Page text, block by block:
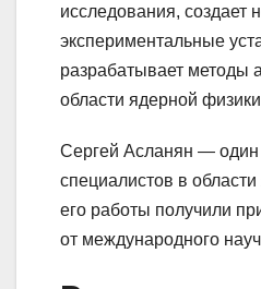
исследования, создает
экспериментальные
разрабатывает методы
области ядерной
Сергей Асланян — один
специалистов в
его работы получили
от международного